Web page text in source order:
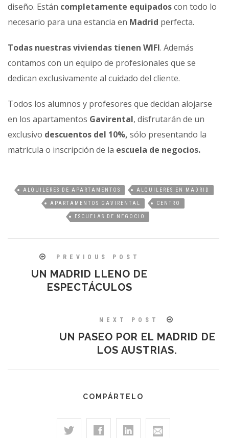
diseño. Están completamente equipadoscon todo lo
necesario para una estancia en Madrid perfecta.
Todas nuestras viviendas tienen WIFI. Además
contamos con un equipo de profesionales que se
dedican exclusivamente al cuidado del cliente.
Todos los alumnos y profesores que decidan alojarse
en los apartamentos Gavirental, disfrutarán de un
exclusivo descuentos del 10%, sólo presentando la
matrícula o inscripción de la escuela de negocios.
ALQUILERES DE APARTAMENTOS ALQUILERES EN MADRID
APARTAMENTOS GAVIRENTAL CENTRO
ESCUELAS DE NEGOCIO
PREVIOUS POST
UN MADRID LLENO DE
ESPECTÁCULOS
NEXT POST
UN PASEO POR EL MADRID DE
LOS AUSTRIAS.
COMPÁRTELO